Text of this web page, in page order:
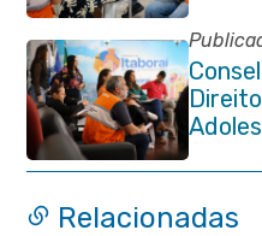
Relacionadas